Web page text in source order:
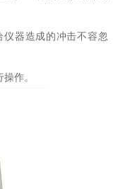
器造成的冲击不容忽
作。